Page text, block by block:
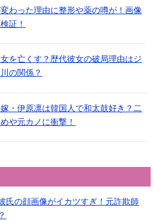
わった理由に整形や薬の噂が！画像
証！
を亡くす？歴代彼女の破局理由はジ
の関係？
・伊原凛は韓国人で和太鼓好き？二
や元カノに衝撃！
氏の顔画像がイカツすぎ！元詐欺師